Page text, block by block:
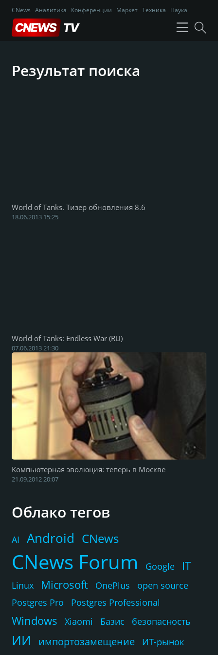
CNews Аналитика Конференции Маркет Техника Наука
Результат поиска
World of Tanks. Тизер обновления 8.6
18.06.2013 15:25
World of Tanks: Endless War (RU)
07.06.2013 21:30
Компьютерная эволюция: теперь в Москве
21.09.2012 20:07
Облако тегов
AI Android CNews
CNews Forum Google IT
Linux Microsoft OnePlus
open source
Postgres Pro
Postgres Professional
Windows Xiaomi Базис безопасность
ИИ импортозамещение
ИТ-рынок